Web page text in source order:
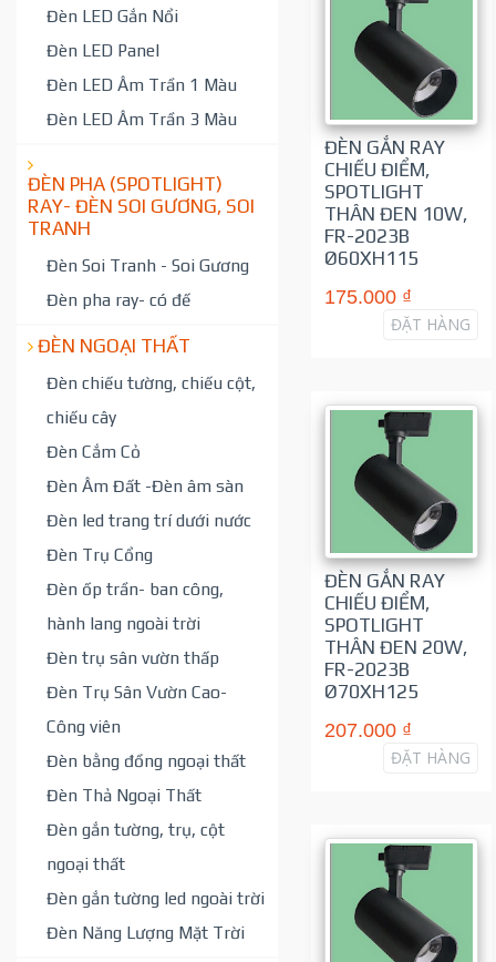
Đèn LED Gắn Nổi
Đèn LED Panel
Đèn LED Âm Trần 1 Màu
Đèn LED Âm Trần 3 Màu
ĐÈN PHA (SPOTLIGHT)
RAY- ĐÈN SOI GƯƠNG, SOI
TRANH
Đèn Soi Tranh - Soi Gương
Đèn pha ray- có đế
ĐÈN NGOẠI THẤT
Đèn chiếu tường, chiếu cột,
chiếu cây
Đèn Cắm Cỏ
Đèn Âm Đất -Đèn âm sàn
Đèn led trang trí dưới nước
Đèn Trụ Cổng
Đèn ốp trần- ban công,
hành lang ngoài trời
Đèn trụ sân vườn thấp
Đèn Trụ Sân Vườn Cao-
Công viên
Đèn bằng đồng ngoại thất
Đèn Thả Ngoại Thất
Đèn gắn tường, trụ, cột
ngoại thất
Đèn gắn tường led ngoài trời
Đèn Năng Lượng Mặt Trời
ĐÈN GẮN RAY
CHIẾU ĐIỂM,
SPOTLIGHT
THÂN ĐEN 10W,
FR-2023B
Ø60XH115
175.000 ₫
ĐẶT HÀNG
ĐÈN GẮN RAY
CHIẾU ĐIỂM,
SPOTLIGHT
THÂN ĐEN 20W,
FR-2023B
Ø70XH125
207.000 ₫
ĐẶT HÀNG